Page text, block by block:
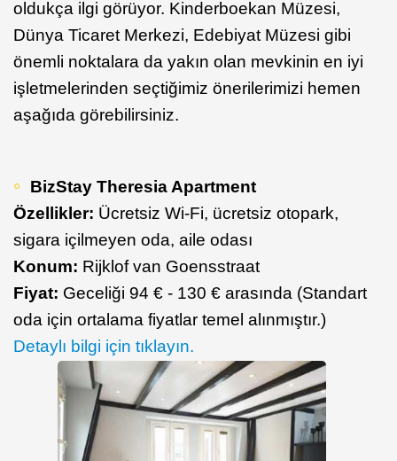
oldukça ilgi görüyor. Kinderboekan Müzesi,
Dünya Ticaret Merkezi, Edebiyat Müzesi gibi
önemli noktalara da yakın olan mevkinin en iyi
işletmelerinden seçtiğimiz önerilerimizi hemen
aşağıda görebilirsiniz.
BizStay Theresia Apartment
Özellikler: Ücretsiz Wi-Fi, ücretsiz otopark,
sigara içilmeyen oda, aile odası
Konum: Rijklof van Goensstraat
Fiyat: Geceliği 94 € - 130 € arasında (Standart
oda için ortalama fiyatlar temel alınmıştır.)
Detaylı bilgi için tıklayın.